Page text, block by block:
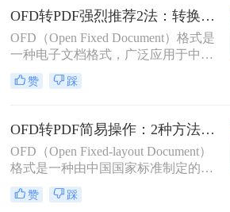
和设备上共享和查看。那么ofd文件怎
么转pdf文件呢？下面将介绍三种简单
的方法，帮助您将OFD文件转换为
PDF文件。
OFD转PDF强烈推荐2法：转换速度和格式还原度实测！
OFD（Open Fixed Document）格式是
一种电子文档格式，广泛应用于中国
政府部门和一些企事业单位的文档传
输和保存中。然而，由于
式的广泛兼容性和稳定性，很多场合
下我们需要将OFD文件转换为PDF格
式。那么ofd文件如何转换成pdf格式
呢？下面将介绍几种常用的OFD转
PDF的方法，帮助您轻松完成转换任
务。
赞 踩
OFD转PDF简易操作：2种方法的快捷流程和格式校验！
OFD（Open Fixed-layout Document）
格式是一种由中国国家标准制定的电
子文件格式，主要用于政府和企业之
间的电子公文交换。然而，在日常使
赞 踩